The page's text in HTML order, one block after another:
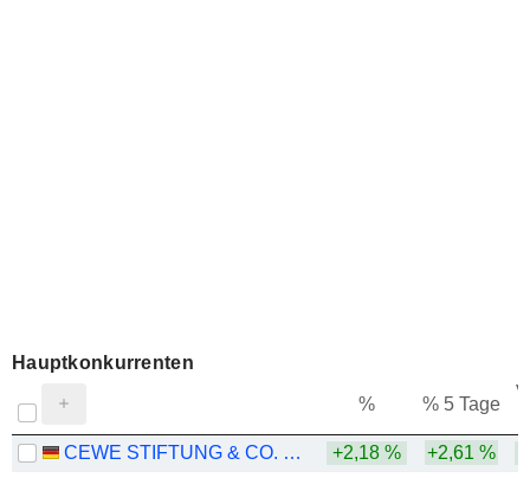
Hauptkonkurrenten
% % 5 Tage
CEWE STIFTUNG & CO. KGAA +2,18 % +2,61 %